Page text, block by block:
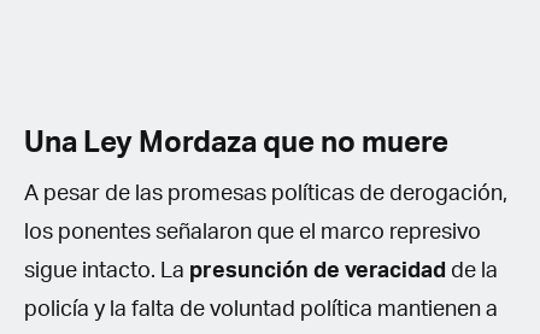
Una Ley Mordaza que no muere
A pesar de las promesas políticas de derogación,
los ponentes señalaron que el marco represivo
sigue intacto. La presunción de veracidad de la
policía y la falta de voluntad política mantienen a